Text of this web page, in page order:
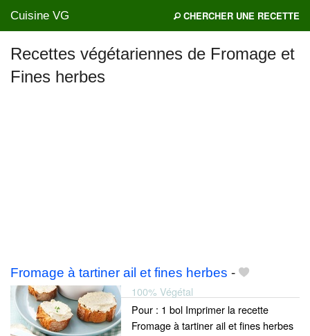
Cuisine VG CHERCHER UNE RECETTE
Recettes végétariennes de Fromage et
Fines herbes
Fromage à tartiner ail et fines herbes -
100% Végétal
Pour : 1 bol Imprimer la recette
Fromage à tartiner ail et fines herbes